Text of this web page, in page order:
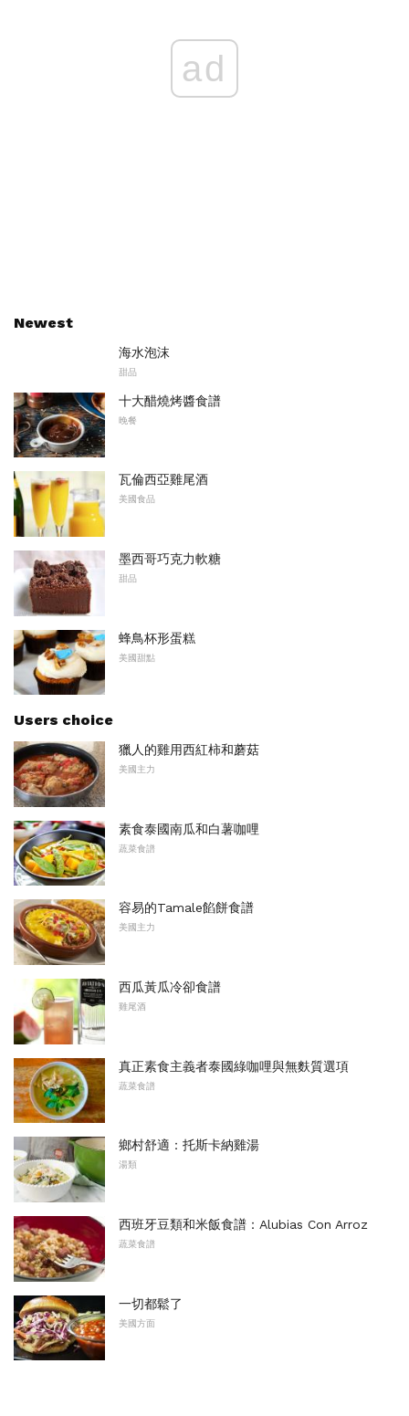
ad
Newest
海水泡沫
甜品
十大醋燒烤醬食譜
晚餐
瓦倫西亞雞尾酒
美國食品
墨西哥巧克力軟糖
甜品
蜂鳥杯形蛋糕
美國甜點
Users choice
獵人的雞用西紅柿和蘑菇
美國主力
素食泰國南瓜和白薯咖哩
蔬菜食譜
容易的Tamale餡餅食譜
美國主力
西瓜黃瓜冷卻食譜
雞尾酒
真正素食主義者泰國綠咖哩與無麩質選項
蔬菜食譜
鄉村舒適：托斯卡納雞湯
湯類
西班牙豆類和米飯食譜：Alubias Con Arroz
蔬菜食譜
一切都鬆了
美國方面